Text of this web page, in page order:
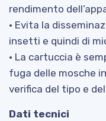
rendimento
• Evita la
insetti e quindi di
• La cartuccia è
fuga delle mosche
verifica del tipo e
Dati tecnici